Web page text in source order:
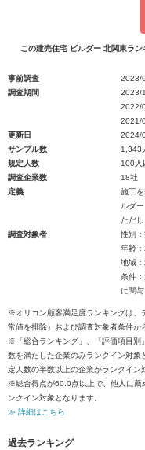
この建売住宅 ビルダー 北関東ラ
事前調査
2023/
調査期間
2023/
2022/
2021/
更新日
2024/
サンプル数
1,343
規定人数
100人
調査企業数
18社
定義
施工
ルダー
ただ
調査対象者
性別：
年齢
地域
条件
に関与
※オリコン顧客満足度ランキングは、
常値を排除）および調査対象者条件か
※「総合ランキング」、「評価項目別
数を満たした企業のみランクイン対
定人数の半数以上の企業がランクイン
※総合得点が60.0点以上で、他人に薦
ンクイン対象となります。
≫ 詳細はこちら
過去ランキング